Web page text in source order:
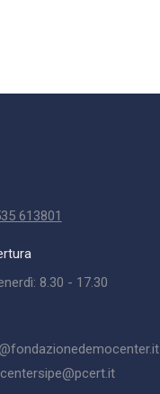
613801
8.30 - 17.30